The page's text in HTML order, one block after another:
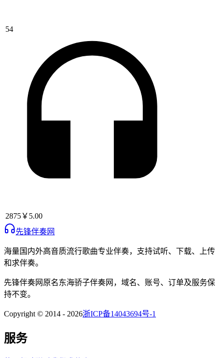
54
2875￥5.00
先锋伴奏网
海量国内外高音质流行歌曲专业伴奏，支持试听、下载、上传
和求伴奏。
先锋伴奏网 原名东海骄子伴奏网 ，域名、账号、订单及服务保
持不变。
Copyright © 2014 - 2026浙ICP备14043694号-1
服务